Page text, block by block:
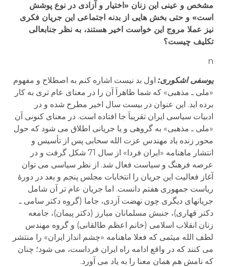
مشخص و عینی این زنان «اختیار و آزادی در نوع پوشش
است» و حتی بخش هایی از بدنه اجتماعی این جریان فکری
نیز عملا مروج این خواست اخیر هستند، به نظر جنابعالی
تکلیف چیست؟
n
یوسفی اشکوری: اول بد نیست اشاره کنم به اصطلاح و مفهوم
«ملی ـ مذهبی» که شما ظاهراَ آن را در معنای عام تری به کار
برده اید. این عنوان در بیست سال اخیر مطرح شده و در
ادبیات سیاسی ایران تقریباَ جا افتاده است. در معنای کنونی آن
«ملی ـ مذهبی» به گروهی و یا جریانی اطلاق می شود که حول
محور زنده یاد مهندس عزت الله سحابی پس از تأسیس و
انتشار ماهنامه «ایران فردا» از سال 71 شکل گرفت و در
عرصه فرهنگ و سیاست فعال شد. از نظر سیاسی می توان
آغاز فعالیت این جریان را انتخابات مجلس پنجم و بعد در دورۀ
ریاست جمهوری هفتم دانست. اما جریان عام تر آن شامل
جریانهای دیگری چون نهضت آزدی، جاما (گروه دکتر سامی ـ
دکتر قهاری)، جنبش مسلمانان مبارز (دکتر پیمان)، جامعه
زنان انقلاب اسلامی (خانم اعظم طالقانی) و گروه مهندس
لطف الله میثمی که فعلا ماهنامه «چشم انداز ایران» را منتشر
می کنند که در واقع ادامه راه ایران فرداست، می شود؛ چنان
که نامش هم همان معنا را به یاد می آورد.